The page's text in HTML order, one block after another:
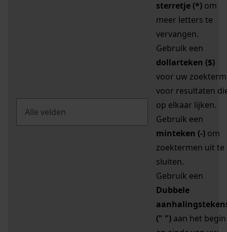
sterretje (*) om
meer letters te
vervangen.
Gebruik een
dollarteken ($)
voor uw zoekterm
voor resultaten
op elkaar lijken.
Gebruik een
minteken (-) om
zoektermen uit te
sluiten.
Gebruik een
Dubbele
(" ") aan het begin